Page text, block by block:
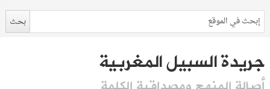
جريدة السبيل المغربية